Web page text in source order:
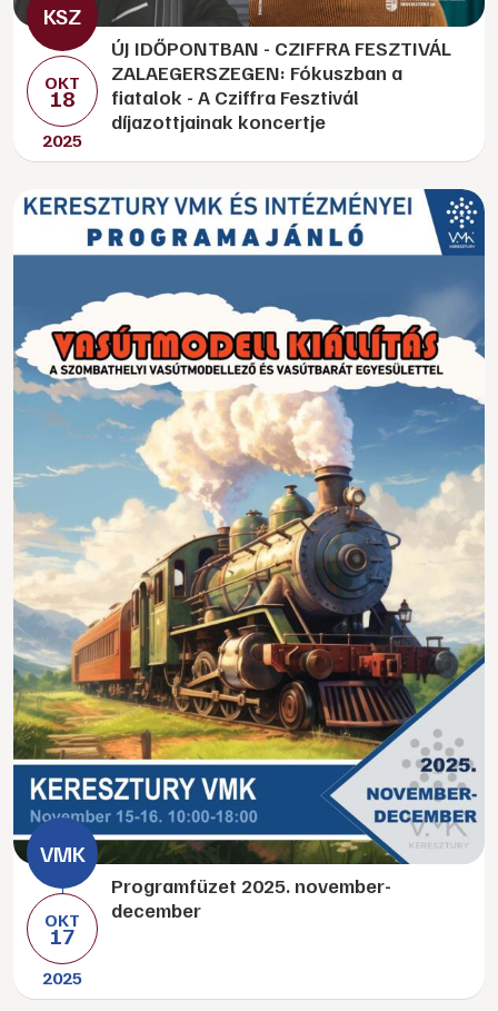
OKT
18
2025
ÚJ IDŐPONTBAN - CZIFFRA FESZTIVÁL
ZALAEGERSZEGEN: Fókuszban a
fiatalok - A Cziffra Fesztivál
díjazottjainak koncertje
OKT
17
2025
Programfüzet 2025. november-
december